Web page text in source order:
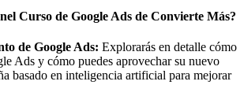
Curso de Google Ads de Convierte Más?
de Google Ads: Explorarás en detalle cómo
Ads y cómo puedes aprovechar su nuevo
basado en inteligencia artificial para mejorar